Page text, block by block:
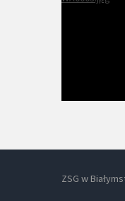
ZSG w